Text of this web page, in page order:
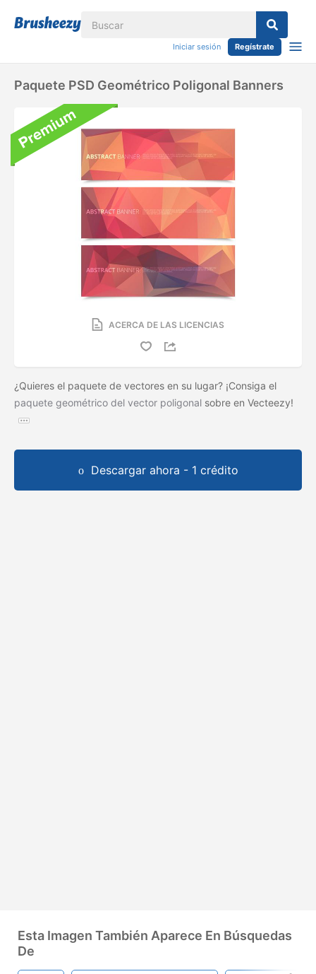
Iniciar sesión Regístrate
Paquete PSD Geométrico Poligonal Banners
ACERCA DE LAS LICENCIAS
¿Quieres el paquete de vectores en su lugar? ¡Consiga el
paquete geométrico del vector poligonal sobre en Vecteezy!
Descargar ahora - 1 crédito
Esta Imagen También Aparece En Búsquedas
De